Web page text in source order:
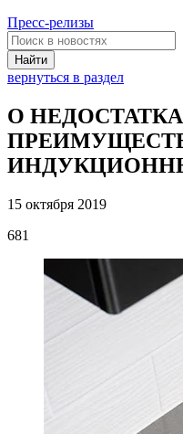
Пресс-релизы
Найти
вернуться в раздел
О
15 октября 2019
681